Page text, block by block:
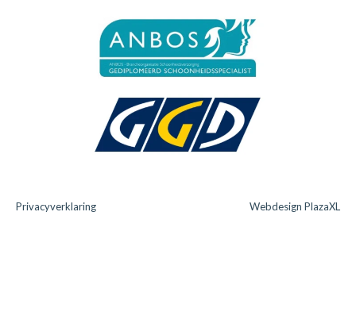
Privacyverklaring Webdesign PlazaXL